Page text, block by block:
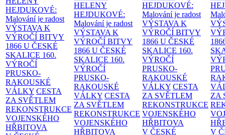
HEJDUKOVÉ:
Malování je radost
VÝSTAVA K
VÝROČÍ BITVY
1866 U ČESKÉ
SKALICE 160.
VÝROČÍ
PRUSKO-
RAKOUSKÉ
VÁLKY CESTA
ZA SVĚTLEM
REKONSTRUKCE
VOJENSKÉHO
HŘBITOVA
HELENY
HEJDUKOVÉ:
Malování je radost
VÝSTAVA K
VÝROČÍ BITVY
1866 U ČESKÉ
SKALICE 160.
VÝROČÍ
PRUSKO-
RAKOUSKÉ
VÁLKY CESTA
ZA SVĚTLEM
REKONSTRUKCE
VOJENSKÉHO
HŘBITOVA
HEJDUKOVÉ:
Malování je radost
VÝSTAVA K
VÝROČÍ BITVY
1866 U ČESKÉ
SKALICE 160.
VÝROČÍ
PRUSKO-
RAKOUSKÉ
VÁLKY CESTA
ZA SVĚTLEM
REKONSTRUKCE
VOJENSKÉHO
HŘBITOVA
V ČESKÉ
ZA
V